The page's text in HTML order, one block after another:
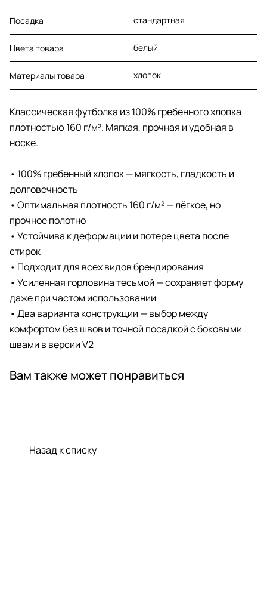
Посадка стандартная
Цвета товара белый
Материалы товара хлопок
Классическая футболка из 100% гребенного хлопка
плотностью 160 г/м². Мягкая, прочная и удобная в
носке.
• 100% гребенный хлопок — мягкость, гладкость и
долговечность
• Оптимальная плотность 160 г/м² — лёгкое, но
прочное полотно
• Устойчива к деформации и потере цвета после
стирок
• Подходит для всех видов брендирования
• Усиленная горловина тесьмой — сохраняет форму
даже при частом использовании
• Два варианта конструкции — выбор между
комфортом без швов и точной посадкой с боковыми
швами в версии V2
Вам также может понравиться
Назад к списку